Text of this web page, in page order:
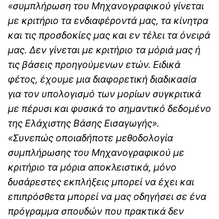
«συμπλήρωση του Μηχανογραφικού γίνεται
με κριτήριο τα ενδιαφέροντά μας, τα κίνητρα
και τις προσδοκίες μας και εν τέλει τα όνειρά
μας. Δεν γίνεται με κριτήριο τα μόριά μας ή
τις βάσεις προηγούμενων ετών. Ειδικά
φέτος, έχουμε μια διαφορετική διαδικασία
για τον υπολογισμό των μορίων συγκριτικά
με πέρυσι και φυσικά το σημαντικό δεδομένο
της Ελάχιστης Βάσης Εισαγωγής».
«Συνεπώς οποιαδήποτε μεθοδολογία
συμπλήρωσης του Μηχανογραφικού με
κριτήριο τα μόρια αποκλειστικά, μόνο
δυσάρεστες εκπλήξεις μπορεί να έχει και
επιπρόσθετα μπορεί να μας οδηγήσει σε ένα
πρόγραμμα σπουδών που πρακτικά δεν